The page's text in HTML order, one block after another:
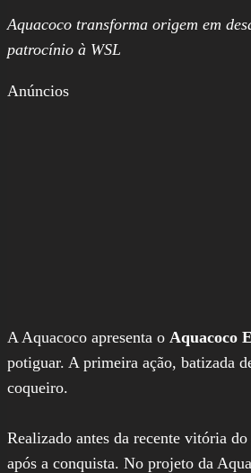
Aquacoco transforma origem em
patrocínio à WSL
Anúncios
A Aquacoco apresenta o Aquacoco
potiguar. A primeira ação, batizada
coqueiro.
Realizado antes da recente vitória
após a conquista. No projeto da